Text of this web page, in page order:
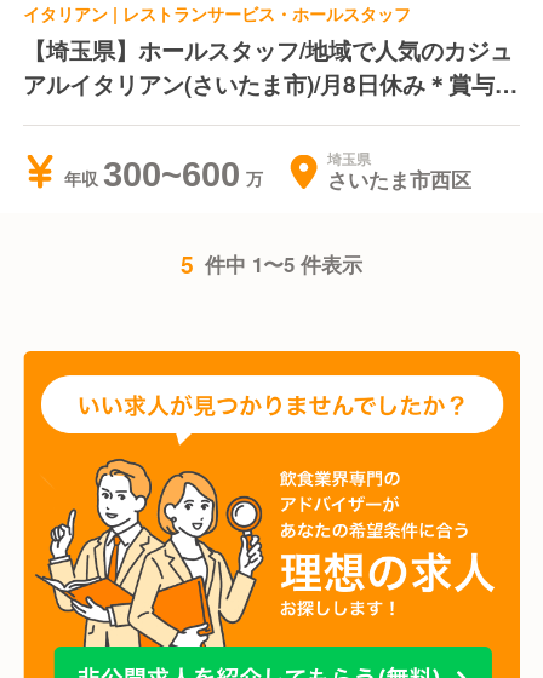
イタリアン | レストランサービス・ホールスタッフ
【埼玉県】ホールスタッフ/地域で人気のカジュ
アルイタリアン(さいたま市)/月8日休み＊賞与年
2回＊役職手当あり
年収 300~600 埼玉県
さいたま市西区
5 件中 1〜5 件表示